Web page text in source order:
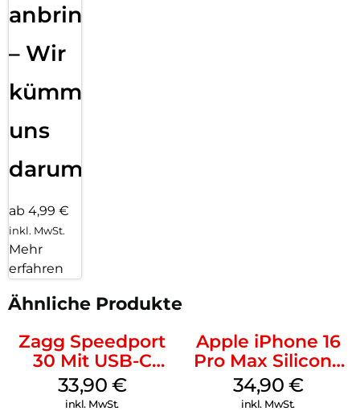
anbringen
– Wir
kümmern
uns
darum!
ab 4,99 €
inkl. MwSt.
Mehr
erfahren
Ähnliche Produkte
Zagg Speedport
30 Mit USB-C
Kabel Weiß
33,90 €
inkl. MwSt.
Apple iPhone 16
Pro Max Silicone
Case MagSafe
Denim
34,90 €
inkl. MwSt.